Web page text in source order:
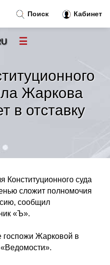
Жаркова
в отставку
Конституционного суда
сложит полномочия
сообщил
«Ъ».
госпожи Жарковой в
«Ведомости».
Поиск Кабинет
☰